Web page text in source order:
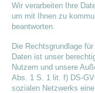
Wir verarbeiten Ihre
um mit Ihnen zu
beantworten.
Die Rechtsgrundlage
Daten ist unser
Nutzern und unsere
Abs. 1 S. 1 lit. f) DS-
sozialen Netzwerks